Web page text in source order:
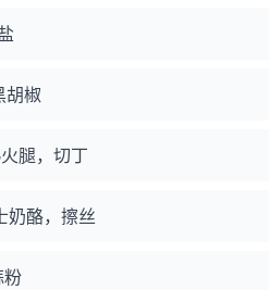
胡椒
腿，切丁
奶酪，擦丝
粉